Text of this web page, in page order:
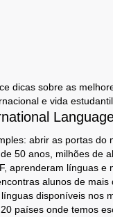
dicas sobre as
e vida estudantil.
abrir as portas do
50 anos, milhões de
aprenderam línguas e
alunos de mais
disponíveis nos
países onde temos